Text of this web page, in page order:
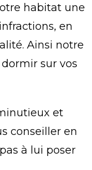
habitat une
en
Ainsi notre
sur vos
et
conseiller en
à lui poser